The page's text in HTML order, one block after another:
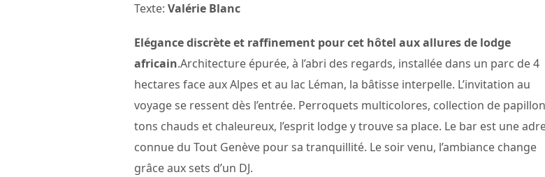
Texte: Valérie Blanc
Elégance discrète et raffinement pour cet hôtel aux allures de lodge
africain.Architecture épurée, à l’abri des regards, installée dans un parc de 4
hectares face aux Alpes et au lac Léman, la bâtisse interpelle. L’invitation au
voyage se ressent dès l’entrée. Perroquets multicolores, collection de
tons chauds et chaleureux, l’esprit lodge y trouve sa place. Le bar est une
connue du Tout Genève pour sa tranquillité. Le soir venu, l’ambiance change
grâce aux sets d’un DJ.